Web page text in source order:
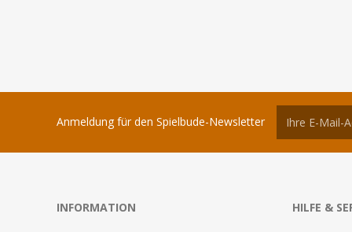
Anmeldung für den Spielbude-Newsletter
INFORMATION HILFE &